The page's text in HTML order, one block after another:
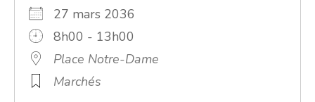
27 mars 2036
8h00 - 13h00
Place Notre-Dame
Marchés